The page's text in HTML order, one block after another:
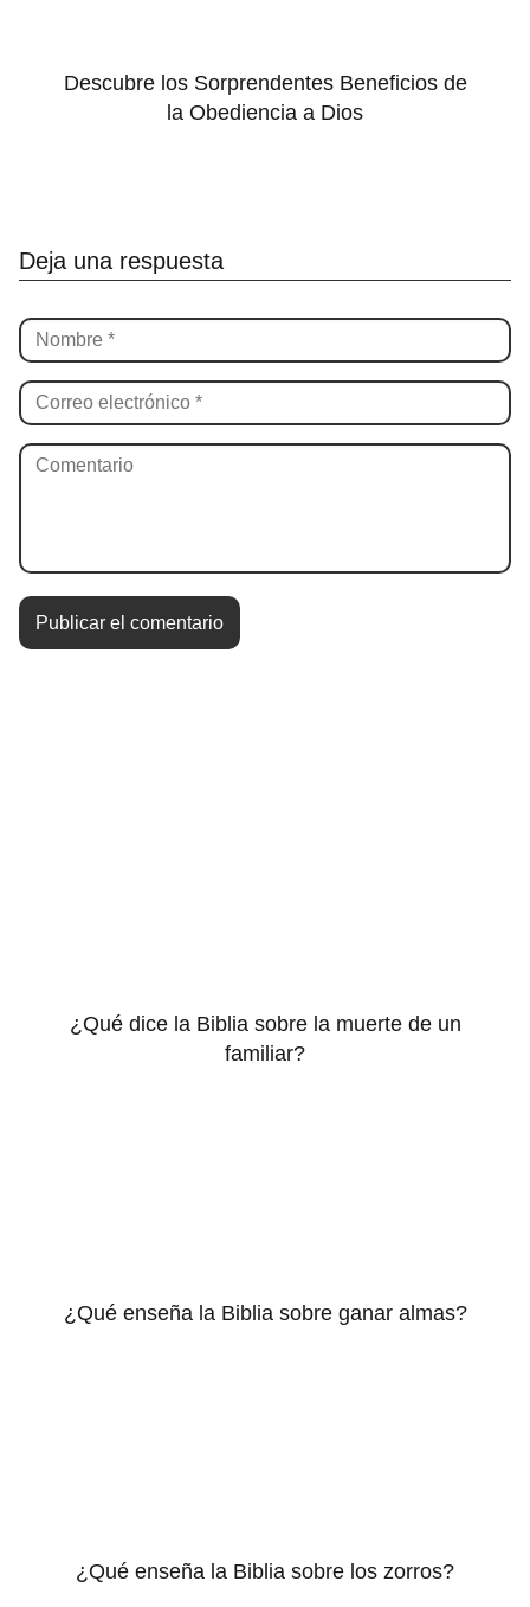
Descubre los Sorprendentes Beneficios de
la Obediencia a Dios
Deja una respuesta
¿Qué dice la Biblia sobre la muerte de un
familiar?
¿Qué enseña la Biblia sobre ganar almas?
¿Qué enseña la Biblia sobre los zorros?